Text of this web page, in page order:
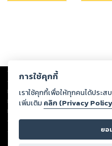
Copyright © 2026
ต่อผลงานหรือเนื้อหาใดที่อัปโหลดผ่านเว็
ทรัพย์สินทางปัญญาของบุคคลอื่นหรือขั
ทุกท่านโปรดใช้วิจารณญาณในการกลั่น
หนึ่งส่วนใดขัดต่อกฎหมายและศีลธรรม
ดำเนินการในทันที ทั้งนี้ ทางสตอรี่ล็อ
ลิขสิทธิ์ พ.ศ. 2537 (ฉบับล่าสุด)
การใช้คุกกี้
เราใช้คุกกี้เพื่อให้ทุกคนได้ประ
เพิ่มเติม คลิก (Privacy
ยอ